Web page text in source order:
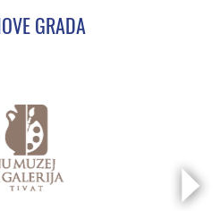
GRADA